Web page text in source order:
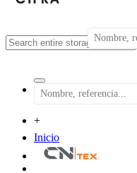
+
Inicio